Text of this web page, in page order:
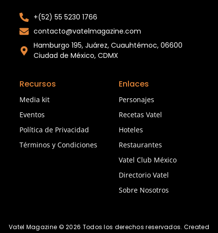
+(52) 55 5230 1766
contacto@vatelmagazine.com
Hamburgo 195, Juárez, Cuauhtémoc, 06600
Ciudad de México, CDMX
Recursos
Media kit
Eventos
Política de Privacidad
Términos y Condiciones
Enlaces
Personajes
Recetas Vatel
Hoteles
Restaurantes
Vatel Club México
Directorio Vatel
Sobre Nosotros
Vatel Magazine © 2026 Todos los derechos reservados. Created